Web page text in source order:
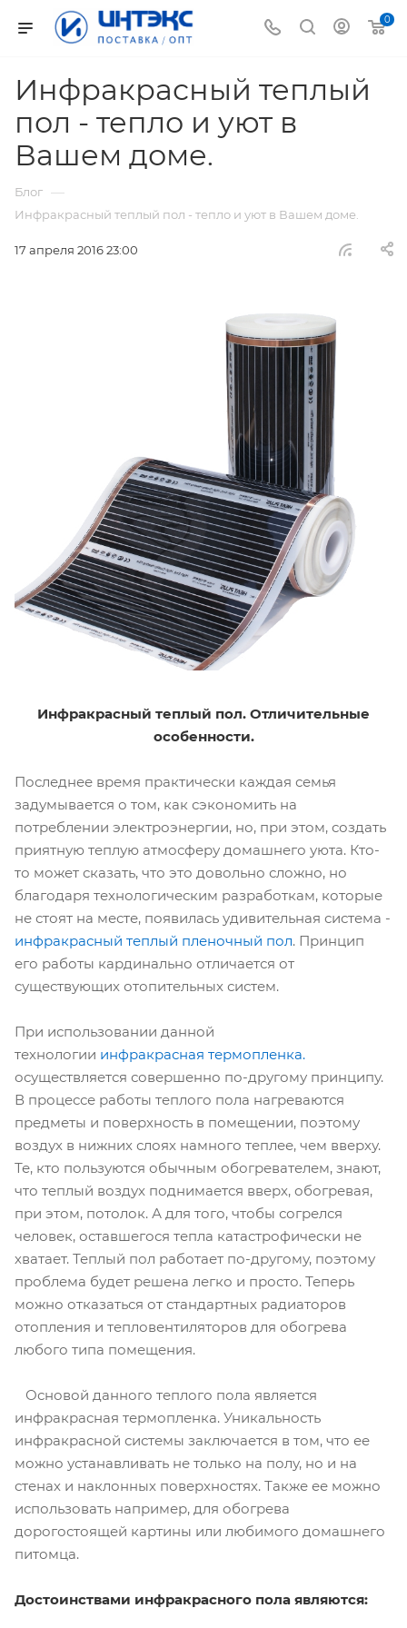
0
Инфракрасный теплый
пол - тепло и уют в
Вашем доме.
Блог —
Инфракрасный теплый пол - тепло и уют в Вашем доме.
17 апреля 2016 23:00
Инфракрасный теплый пол. Отличительные
особенности.
Последнее время практически каждая семья
задумывается о том, как сэкономить на
потреблении электроэнергии, но, при этом, создать
приятную теплую атмосферу домашнего уюта. Кто-
то может сказать, что это довольно сложно, но
благодаря технологическим разработкам, которые
не стоят на месте, появилась удивительная система -
инфракрасный теплый пленочный пол. Принцип
его работы кардинально отличается от
существующих отопительных систем.
При использовании данной
технологии инфракрасная термопленка.
осуществляется совершенно по-другому принципу.
В процессе работы теплого пола нагреваются
предметы и поверхность в помещении, поэтому
воздух в нижних слоях намного теплее, чем вверху.
Те, кто пользуются обычным обогревателем, знают,
что теплый воздух поднимается вверх, обогревая,
при этом, потолок. А для того, чтобы согрелся
человек, оставшегося тепла катастрофически не
хватает. Теплый пол работает по-другому, поэтому
проблема будет решена легко и просто. Теперь
можно отказаться от стандартных радиаторов
отопления и тепловентиляторов для обогрева
любого типа помещения.
Основой данного теплого пола является
инфракрасная термопленка. Уникальность
инфракрасной системы заключается в том, что ее
можно устанавливать не только на полу, но и на
стенах и наклонных поверхностях. Также ее можно
использовать например, для обогрева
дорогостоящей картины или любимого домашнего
питомца.
Достоинствами инфракрасного пола являются: